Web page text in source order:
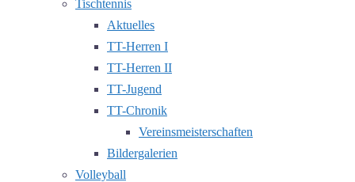
Tischtennis
Aktuelles
TT-Herren I
TT-Herren II
TT-Jugend
TT-Chronik
Vereinsmeisterschaften
Bildergalerien
Volleyball